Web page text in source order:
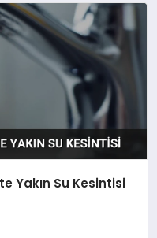
Yakın Su Kesintisi